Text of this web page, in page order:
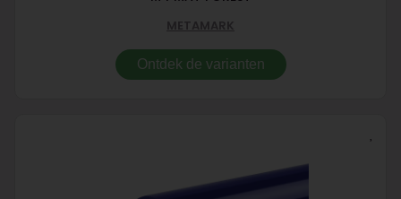
METAMARK
Ontdek de varianten